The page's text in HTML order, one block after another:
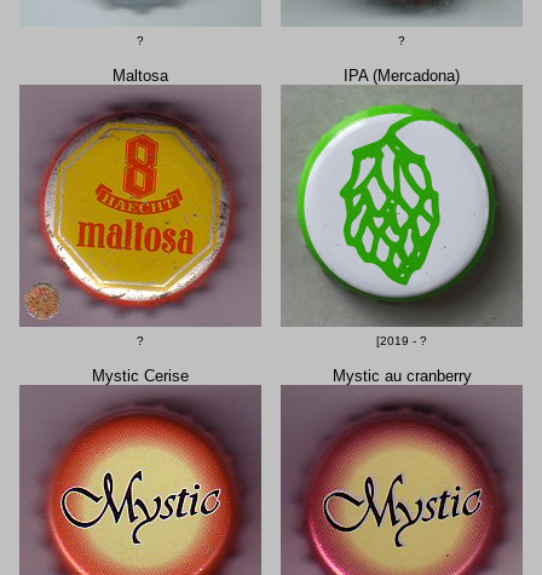
? ?
Maltosa
?
IPA (Mercadona)
[2019 - ?
Mystic Cerise Mystic au cranberry